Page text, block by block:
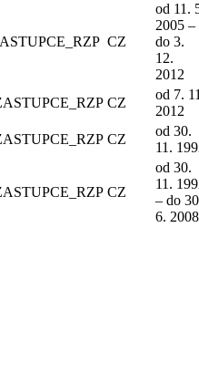
CZ
od 11.
2005 –
do 3.
12.
2012
CZ
od 7.
2012
CZ
od 30.
11.
CZ
od 30.
11.
– do
6. 2008